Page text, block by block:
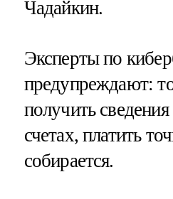
Чадайкин.
Эксперты по
предупреждают:
получить
счетах, платить
собирается.